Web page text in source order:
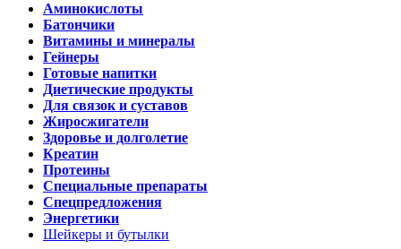
Аминокислоты
Батончики
Витамины и минералы
Гейнеры
Готовые напитки
Диетические продукты
Для связок и суставов
Жиросжигатели
Здоровье и долголетие
Креатин
Протеины
Специальные препараты
Спецпредложения
Энергетики
Шейкеры и бутылки